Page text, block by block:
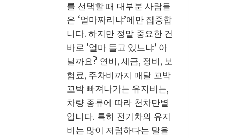
를 선택할 때 대부분 사람들
은 ‘얼마짜리냐’에만 집중합
니다. 하지만 정말 중요한 건
바로 ‘얼마 들고 있느냐’ 아
닐까요? 연비, 세금, 정비, 보
험료, 주차비까지 매달 꼬박
꼬박 빠져나가는 유지비는,
차량 종류에 따라 천차만별
입니다. 특히 전기차의 유지
비는 많이 저렴하다는 말을